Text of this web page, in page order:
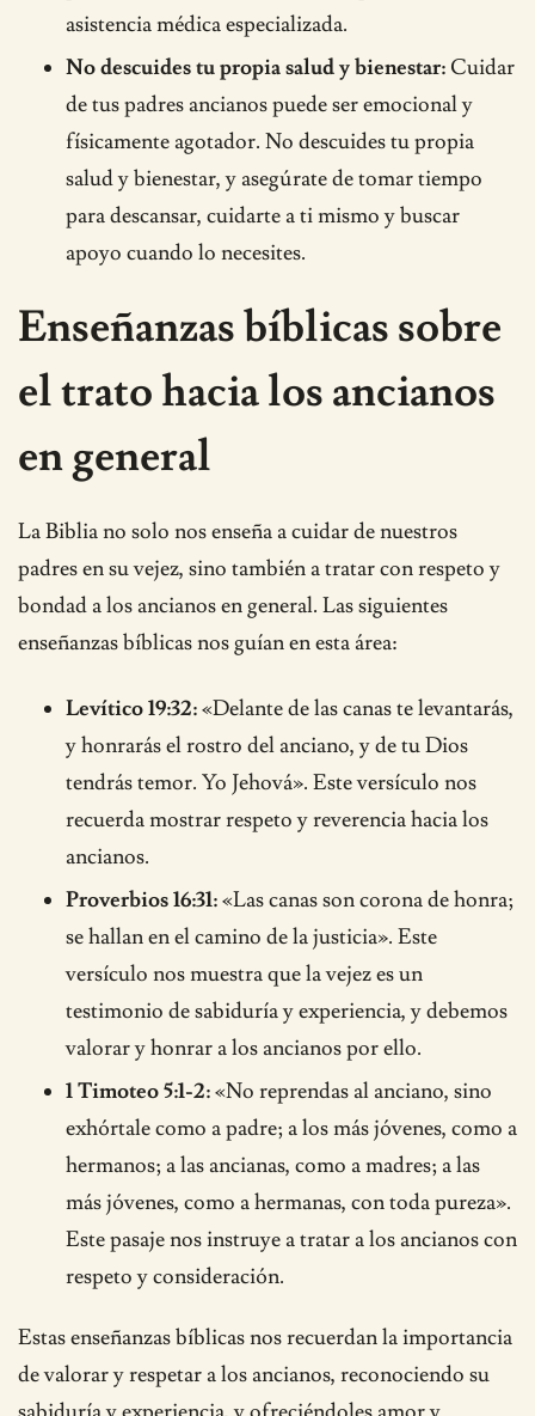
asistencia médica especializada.
No descuides tu propia salud y bienestar: Cuidar
de tus padres ancianos puede ser emocional y
físicamente agotador. No descuides tu propia
salud y bienestar, y asegúrate de tomar tiempo
para descansar, cuidarte a ti mismo y buscar
apoyo cuando lo necesites.
Enseñanzas bíblicas sobre
el trato hacia los ancianos
en general
La Biblia no solo nos enseña a cuidar de nuestros
padres en su vejez, sino también a tratar con respeto y
bondad a los ancianos en general. Las siguientes
enseñanzas bíblicas nos guían en esta área:
Levítico 19:32:«Delante de las canas te levantarás,
y honrarás el rostro del anciano, y de tu Dios
tendrás temor. Yo Jehová». Este versículo nos
recuerda mostrar respeto y reverencia hacia los
ancianos.
Proverbios 16:31:«Las canas son corona de honra;
se hallan en el camino de la justicia». Este
versículo nos muestra que la vejez es un
testimonio de sabiduría y experiencia, y debemos
valorar y honrar a los ancianos por ello.
1 Timoteo 5:1-2:«No reprendas al anciano, sino
exhórtale como a padre; a los más jóvenes, como a
hermanos; a las ancianas, como a madres; a las
más jóvenes, como a hermanas, con toda pureza».
Este pasaje nos instruye a tratar a los ancianos con
respeto y consideración.
Estas enseñanzas bíblicas nos recuerdan la importancia
de valorar y respetar a los ancianos, reconociendo su